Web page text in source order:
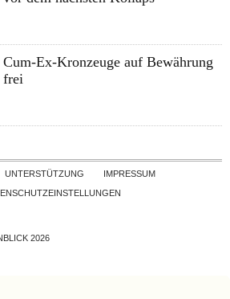
Cum-Ex-Kronzeuge auf Bewährung
frei
Skip to content
UNTERSTÜTZUNG
IMPRESSUM
2026